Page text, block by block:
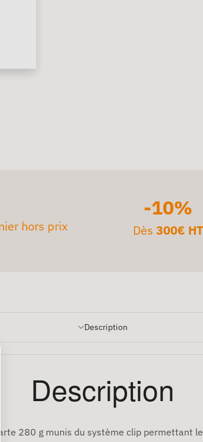
hors prix
-10%
Dès 300€ HT
Description
Description
280 g munis du système clip permettant